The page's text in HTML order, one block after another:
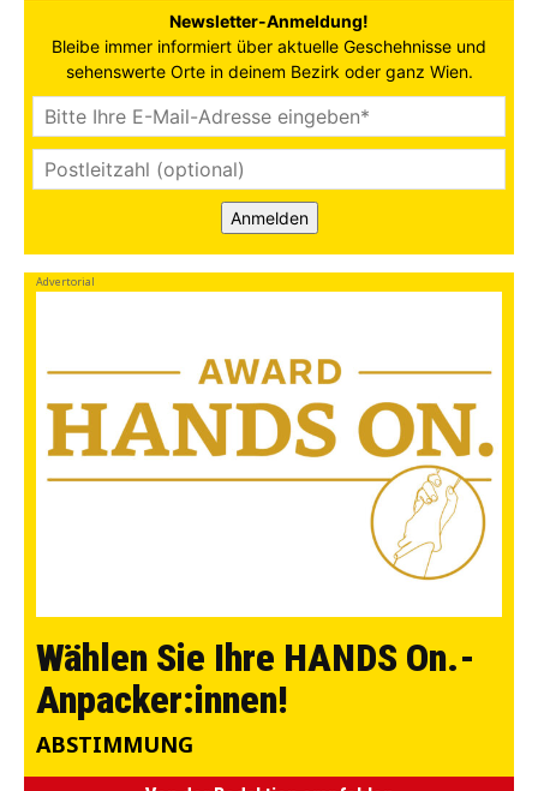
Newsletter-Anmeldung!
Bleibe immer informiert über aktuelle Geschehnisse und
sehenswerte Orte in deinem Bezirk oder ganz Wien.
Anmelden
Advertorial
Wählen Sie Ihre HANDS On.-
Anpacker:innen!
ABSTIMMUNG